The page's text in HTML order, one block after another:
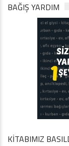
BAĞIŞ YARDIM
KİTABIMIZ